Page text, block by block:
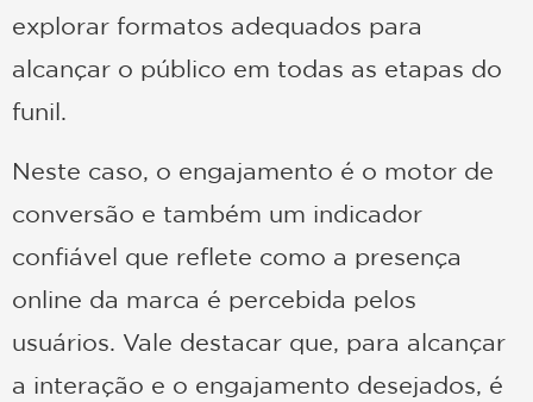
explorar formatos adequados para
alcançar o público em todas as etapas do
funil.
Neste caso, o engajamento é o motor de
conversão e também um indicador
confiável que reflete como a presença
online da marca é percebida pelos
usuários. Vale destacar que, para alcançar
a interação e o engajamento desejados, é